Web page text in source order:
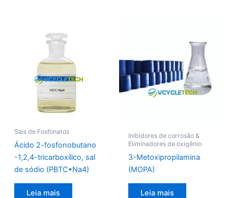
Sais de Fosfonatos
Ácido 2-fosfonobutano
-1,2,4-tricarboxílico, sal
de sódio (PBTC•Na4)
Leia mais
Inibidores de corrosão &
Eliminadores de oxigênio
3-Metoxipropilamina
(MOPA)
Leia mais